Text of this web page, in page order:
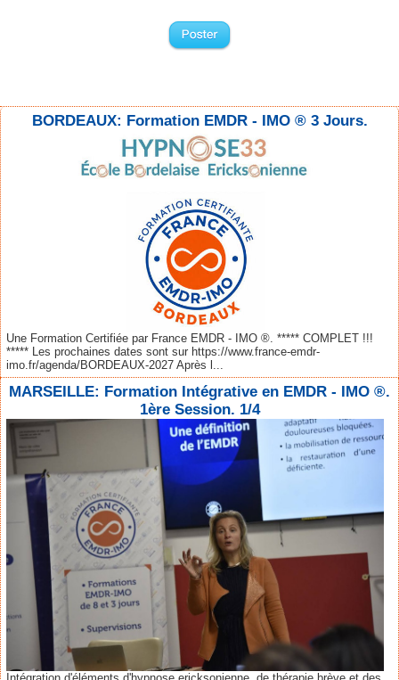
BORDEAUX: Formation EMDR - IMO ® 3 Jours.
Une Formation Certifiée par France EMDR - IMO ®. ***** COMPLET !!!
***** Les prochaines dates sont sur https://www.france-emdr-
imo.fr/agenda/BORDEAUX-2027 Après l...
MARSEILLE: Formation Intégrative en EMDR - IMO ®.
1ère Session. 1/4